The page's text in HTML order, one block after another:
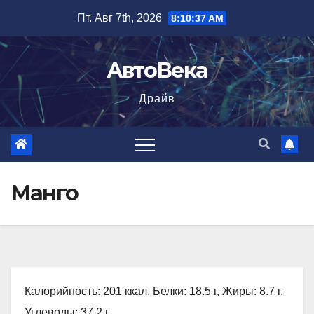
содержимому
Пт. Авг 7th, 2026 8:10:38 AM
АвтоВека
Драйв
Манго
Калорийность: 201 ккал, Белки: 18.5 г, Жиры: 8.7 г,